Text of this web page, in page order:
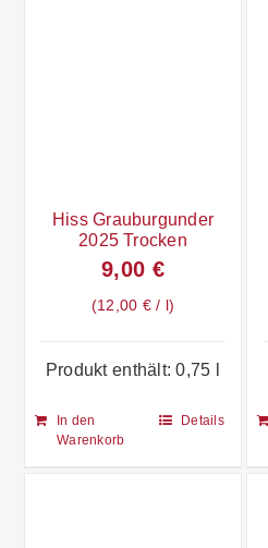
Hiss Grauburgunder
2025 Trocken
9,00 €
12,00 €/ l
Produkt enthält: 0,75 l
In den
Warenkorb
Details